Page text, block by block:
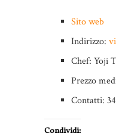
Sito web
Indirizzo:
Chef: Yoji
Prezzo
Contatti:
Condividi: